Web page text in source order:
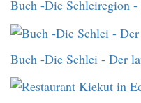
Buch -Die Schleiregion
Buch -Die Schlei - Der